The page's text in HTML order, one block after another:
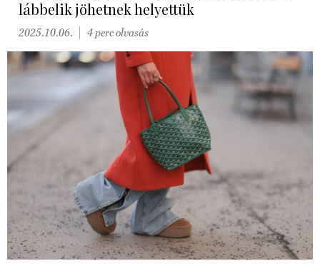
lábbelik jöhetnek helyettük
2025.10.06. 4 perc olvasás